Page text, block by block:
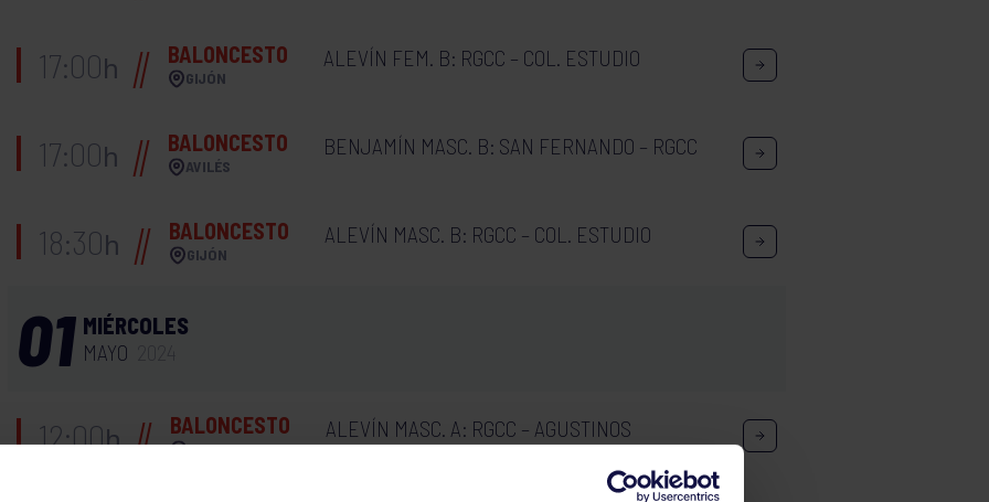
17:00h BALONCESTO
GIJÓN
ALEVÍN FEM. B: RGCC – COL. ESTUDIO
17:00h BALONCESTO
AVILÉS
BENJAMÍN MASC. B: SAN FERNANDO – RGCC
18:30h BALONCESTO
GIJÓN
ALEVÍN MASC. B: RGCC – COL. ESTUDIO
01 MIÉRCOLES
MAYO
12:00h BALONCESTO
RGCC
ALEVÍN MASC. A: RGCC – AGUSTINOS